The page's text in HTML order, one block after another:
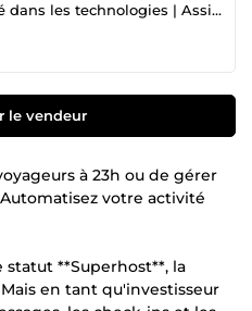
Freelance spécialisé dans les technologies | Assistance administrative, web et numérique
le vendeur
à 23h ou de gérer
votre activité
**Superhost**, la
en tant qu'investisseur